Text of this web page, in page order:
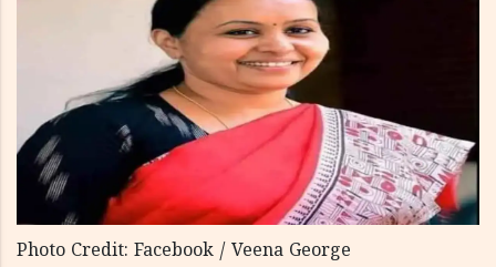
Photo Credit: Facebook / Veena George